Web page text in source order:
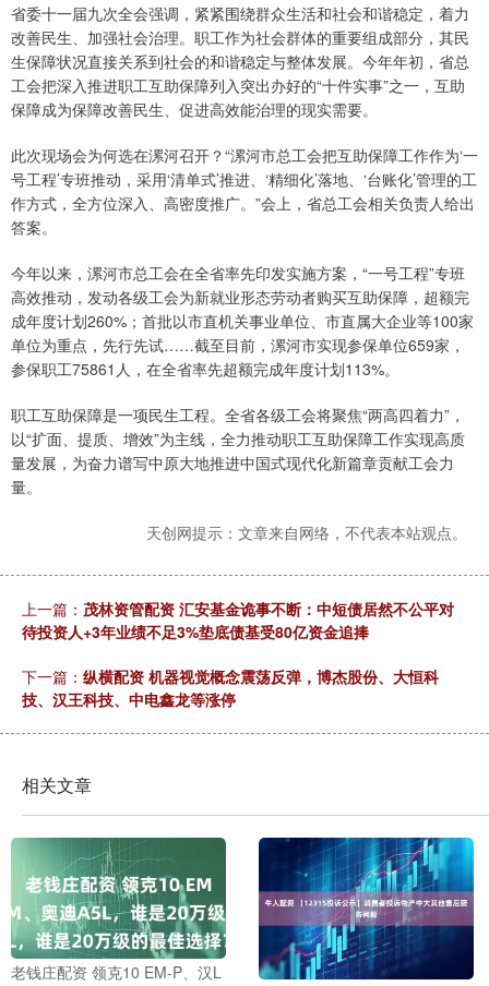
省委十一届九次全会强调，紧紧围绕群众生活和社会和谐稳定，着力
改善民生、加强社会治理。职工作为社会群体的重要组成部分，其民
生保障状况直接关系到社会的和谐稳定与整体发展。今年年初，省总
工会把深入推进职工互助保障列入突出办好的“十件实事”之一，互助
保障成为保障改善民生、促进高效能治理的现实需要。
此次现场会为何选在漯河召开？“漯河市总工会把互助保障工作作为‘一
号工程’专班推动，采用‘清单式’推进、‘精细化’落地、‘台账化’管理的工
作方式，全方位深入、高密度推广。”会上，省总工会相关负责人给出
答案。
今年以来，漯河市总工会在全省率先印发实施方案，“一号工程”专班
高效推动，发动各级工会为新就业形态劳动者购买互助保障，超额完
成年度计划260%；首批以市直机关事业单位、市直属大企业等100家
单位为重点，先行先试……截至目前，漯河市实现参保单位659家，
参保职工75861人，在全省率先超额完成年度计划113%。
职工互助保障是一项民生工程。全省各级工会将聚焦“两高四着力”，
以“扩面、提质、增效”为主线，全力推动职工互助保障工作实现高质
量发展，为奋力谱写中原大地推进中国式现代化新篇章贡献工会力
量。
天创网提示：文章来自网络，不代表本站观点。
上一篇： 茂林资管配资 汇安基金诡事不断：中短债居然不公平对
待投资人+3年业绩不足3%垫底债基受80亿资金追捧
下一篇： 纵横配资 机器视觉概念震荡反弹，博杰股份、大恒科
技、汉王科技、中电鑫龙等涨停
相关文章
老钱庄配资 领克10 EM-P、汉L